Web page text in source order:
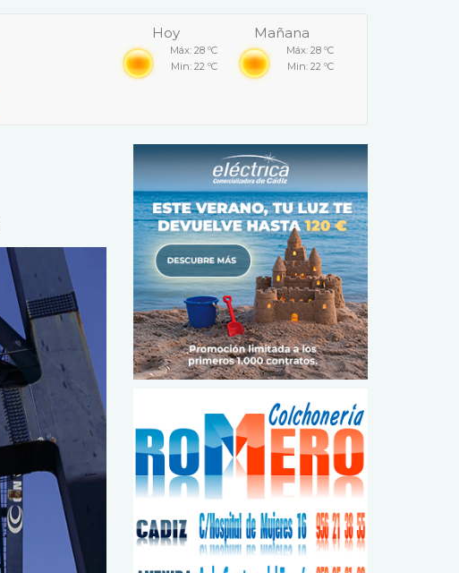
Hoy
Máx: 28 ºC
Min: 22 ºC
Mañana
Máx: 28 ºC
Min: 22 ºC